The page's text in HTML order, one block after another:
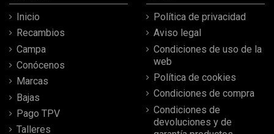
Inicio
Recambios
Campa
Conócenos
Marcas
Bajas
Pago TPV
Talleres
Política de privacidad
Aviso legal
Condiciones de uso de la
web
Política de cookies
Condiciones de compra
Condiciones de
devoluciones y de